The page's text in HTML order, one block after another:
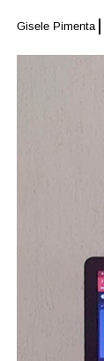
Gisele Pimenta